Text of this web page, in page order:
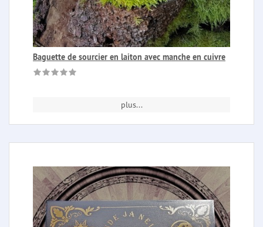
Baguette de sourcier en laiton avec manche en cuivre
plus...